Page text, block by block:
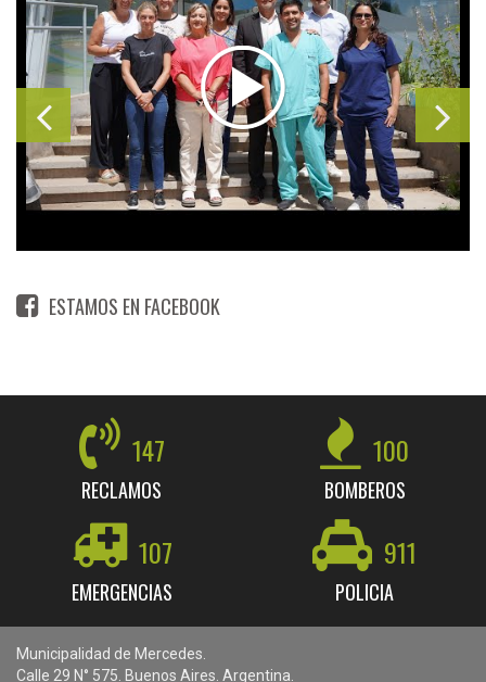
ESTAMOS EN FACEBOOK
147
RECLAMOS
100
BOMBEROS
107
EMERGENCIAS
911
POLICIA
Municipalidad de Mercedes.
Calle 29 N° 575. Buenos Aires. Argentina.